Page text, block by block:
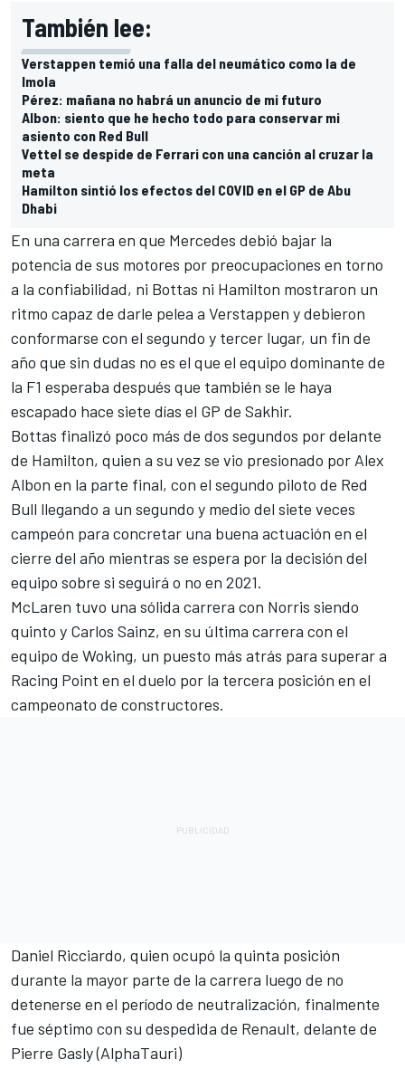
También lee:
Verstappen temió una falla del neumático como la de
Imola
Pérez: mañana no habrá un anuncio de mi futuro
Albon: siento que he hecho todo para conservar mi
asiento con Red Bull
Vettel se despide de Ferrari con una canción al cruzar la
meta
Hamilton sintió los efectos del COVID en el GP de Abu
Dhabi
En una carrera en que Mercedes debió bajar la
potencia de sus motores por preocupaciones en torno
a la confiabilidad, ni Bottas ni Hamilton mostraron un
ritmo capaz de darle pelea a Verstappen y debieron
conformarse con el segundo y tercer lugar, un fin de
año que sin dudas no es el que el equipo dominante de
la F1 esperaba después que también se le haya
escapado hace siete días el GP de Sakhir.
Bottas finalizó poco más de dos segundos por delante
de Hamilton, quien a su vez se vio presionado por Alex
Albon en la parte final, con el segundo piloto de Red
Bull llegando a un segundo y medio del siete veces
campeón para concretar una buena actuación en el
cierre del año mientras se espera por la decisión del
equipo sobre si seguirá o no en 2021.
McLaren tuvo una sólida carrera con Norris siendo
quinto y Carlos Sainz, en su última carrera con el
equipo de Woking, un puesto más atrás para superar a
Racing Point en el duelo por la tercera posición en el
campeonato de constructores.
Daniel Ricciardo, quien ocupó la quinta posición
durante la mayor parte de la carrera luego de no
detenerse en el período de neutralización, finalmente
fue séptimo con su despedida de Renault, delante de
Pierre Gasly (AlphaTauri)